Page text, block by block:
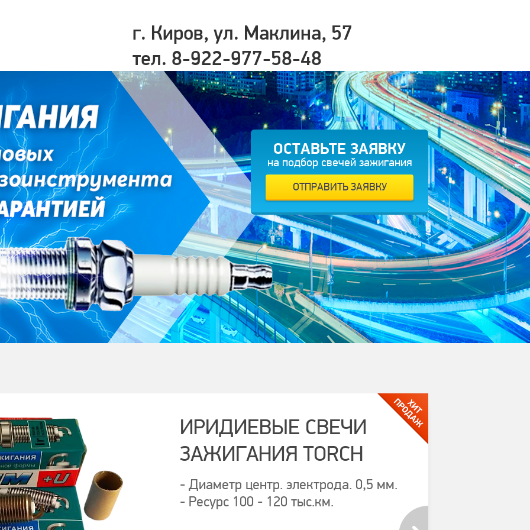
г. Киров, ул. Маклина, 57
тел. 8-922-977-58-48
ЗАКАЗАТЬ ЗВОНОК
ОСТАВЬТЕ ЗАЯВКУ
на подбор свечей зажигания
ИРИДИЕВЫЕ СВЕЧИ
ЗАЖИГАНИЯ TORCH
- Диаметр центр. электрода. 0,5 мм.
- Ресурс 100 - 120 тыс.км.